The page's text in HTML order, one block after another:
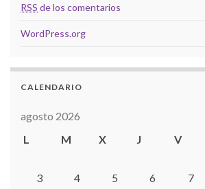
RSS de los comentarios
WordPress.org
CALENDARIO
agosto 2026
L
M X J V
3
4 5 6 7